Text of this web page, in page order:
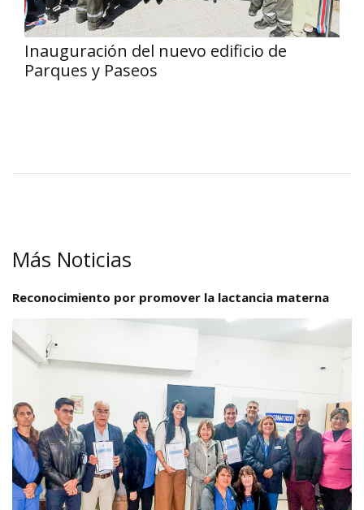
Inauguración del nuevo edificio de
Parques y Paseos
Más Noticias
Reconocimiento por promover la lactancia materna